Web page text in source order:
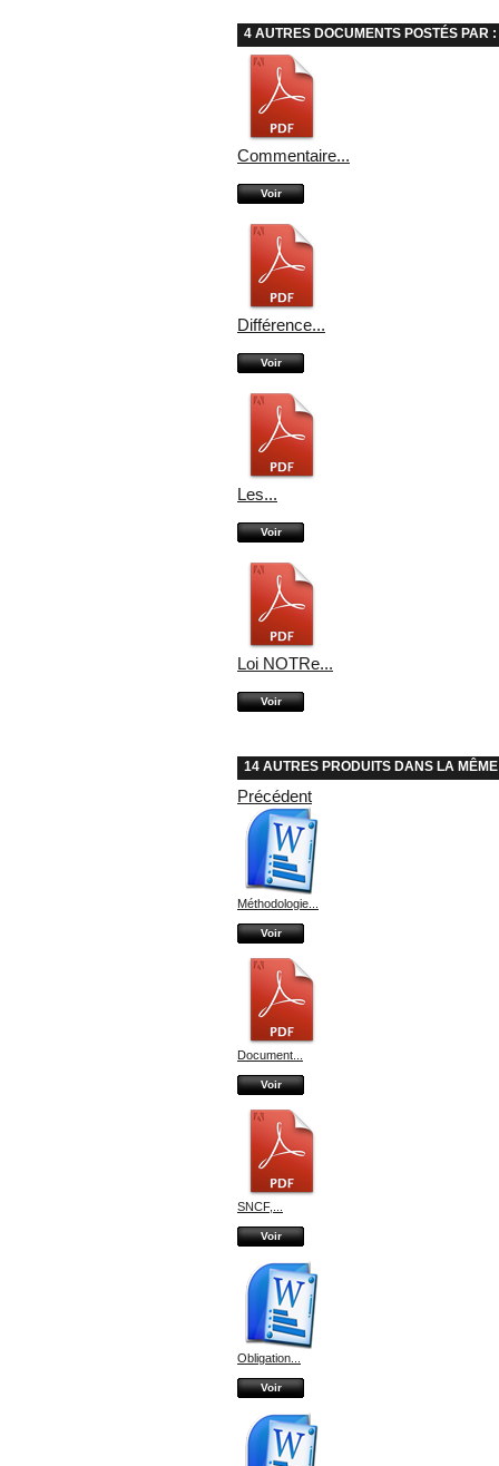
4 AUTRES DOCUMENTS POSTÉS PAR
Commentaire...
Voir
Différence...
Voir
Les...
Voir
Loi NOTRe...
Voir
14 AUTRES PRODUITS DANS LA
Précédent
Méthodologie...
Voir
Document...
Voir
SNCF,...
Voir
Obligation...
Voir